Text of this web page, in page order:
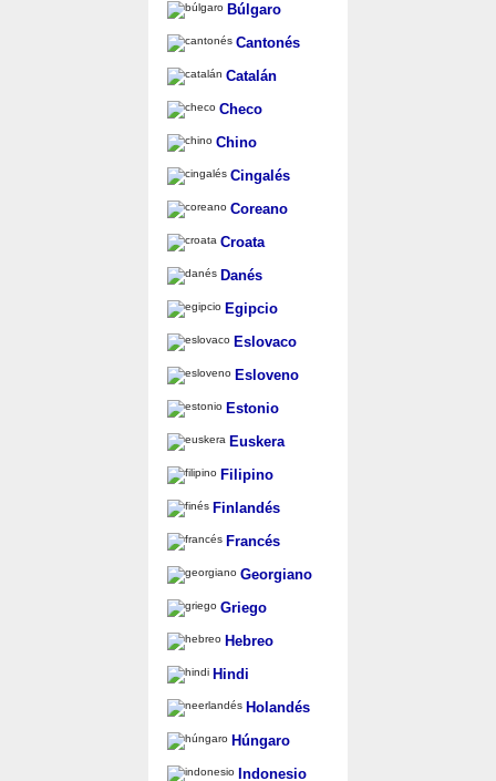
Búlgaro
Cantonés
Catalán
Checo
Chino
Cingalés
Coreano
Croata
Danés
Egipcio
Eslovaco
Esloveno
Estonio
Euskera
Filipino
Finlandés
Francés
Georgiano
Griego
Hebreo
Hindi
Holandés
Húngaro
Indonesio